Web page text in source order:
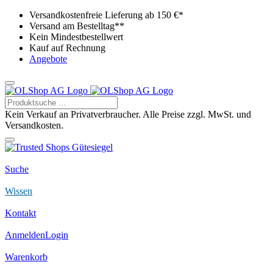
Versandkostenfreie Lieferung ab 150 €*
Versand am Bestelltag**
Kein Mindestbestellwert
Kauf auf Rechnung
Angebote
Kein Verkauf an Privatverbraucher. Alle Preise zzgl. MwSt. und
Versandkosten.
Suche
Wissen
Kontakt
AnmeldenLogin
Warenkorb